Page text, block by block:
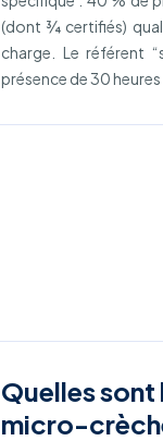
(dont ¾ certifiés)
charge. Le référent
présence de 30
Quelles sont
micro-